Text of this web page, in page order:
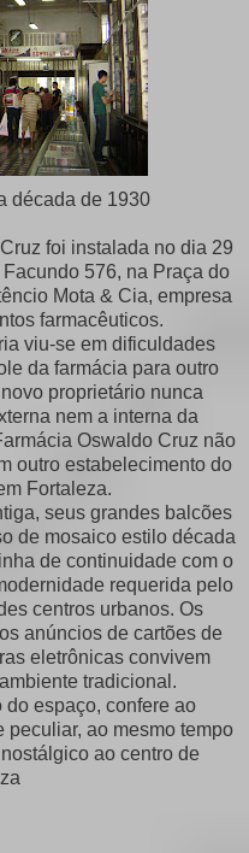
década de 1930
foi instalada no dia 29
576, na Praça do
Mota & Cia, empresa
farmacêuticos.
viu-se em dificuldades
da farmácia para outro
proprietário nunca
nem a interna da
Oswaldo Cruz não
outro estabelecimento do
Fortaleza.
seus grandes balcões
de mosaico estilo década
de continuidade com o
requerida pelo
centros urbanos. Os
anúncios de cartões de
eletrônicas convivem
tradicional.
espaço, confere ao
ao mesmo tempo
ao centro de